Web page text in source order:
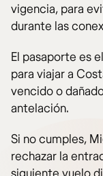
vigencia, para
durante las
El pasaporte es
para viajar a
vencido o
antelación.
Si no cumples,
rechazar la